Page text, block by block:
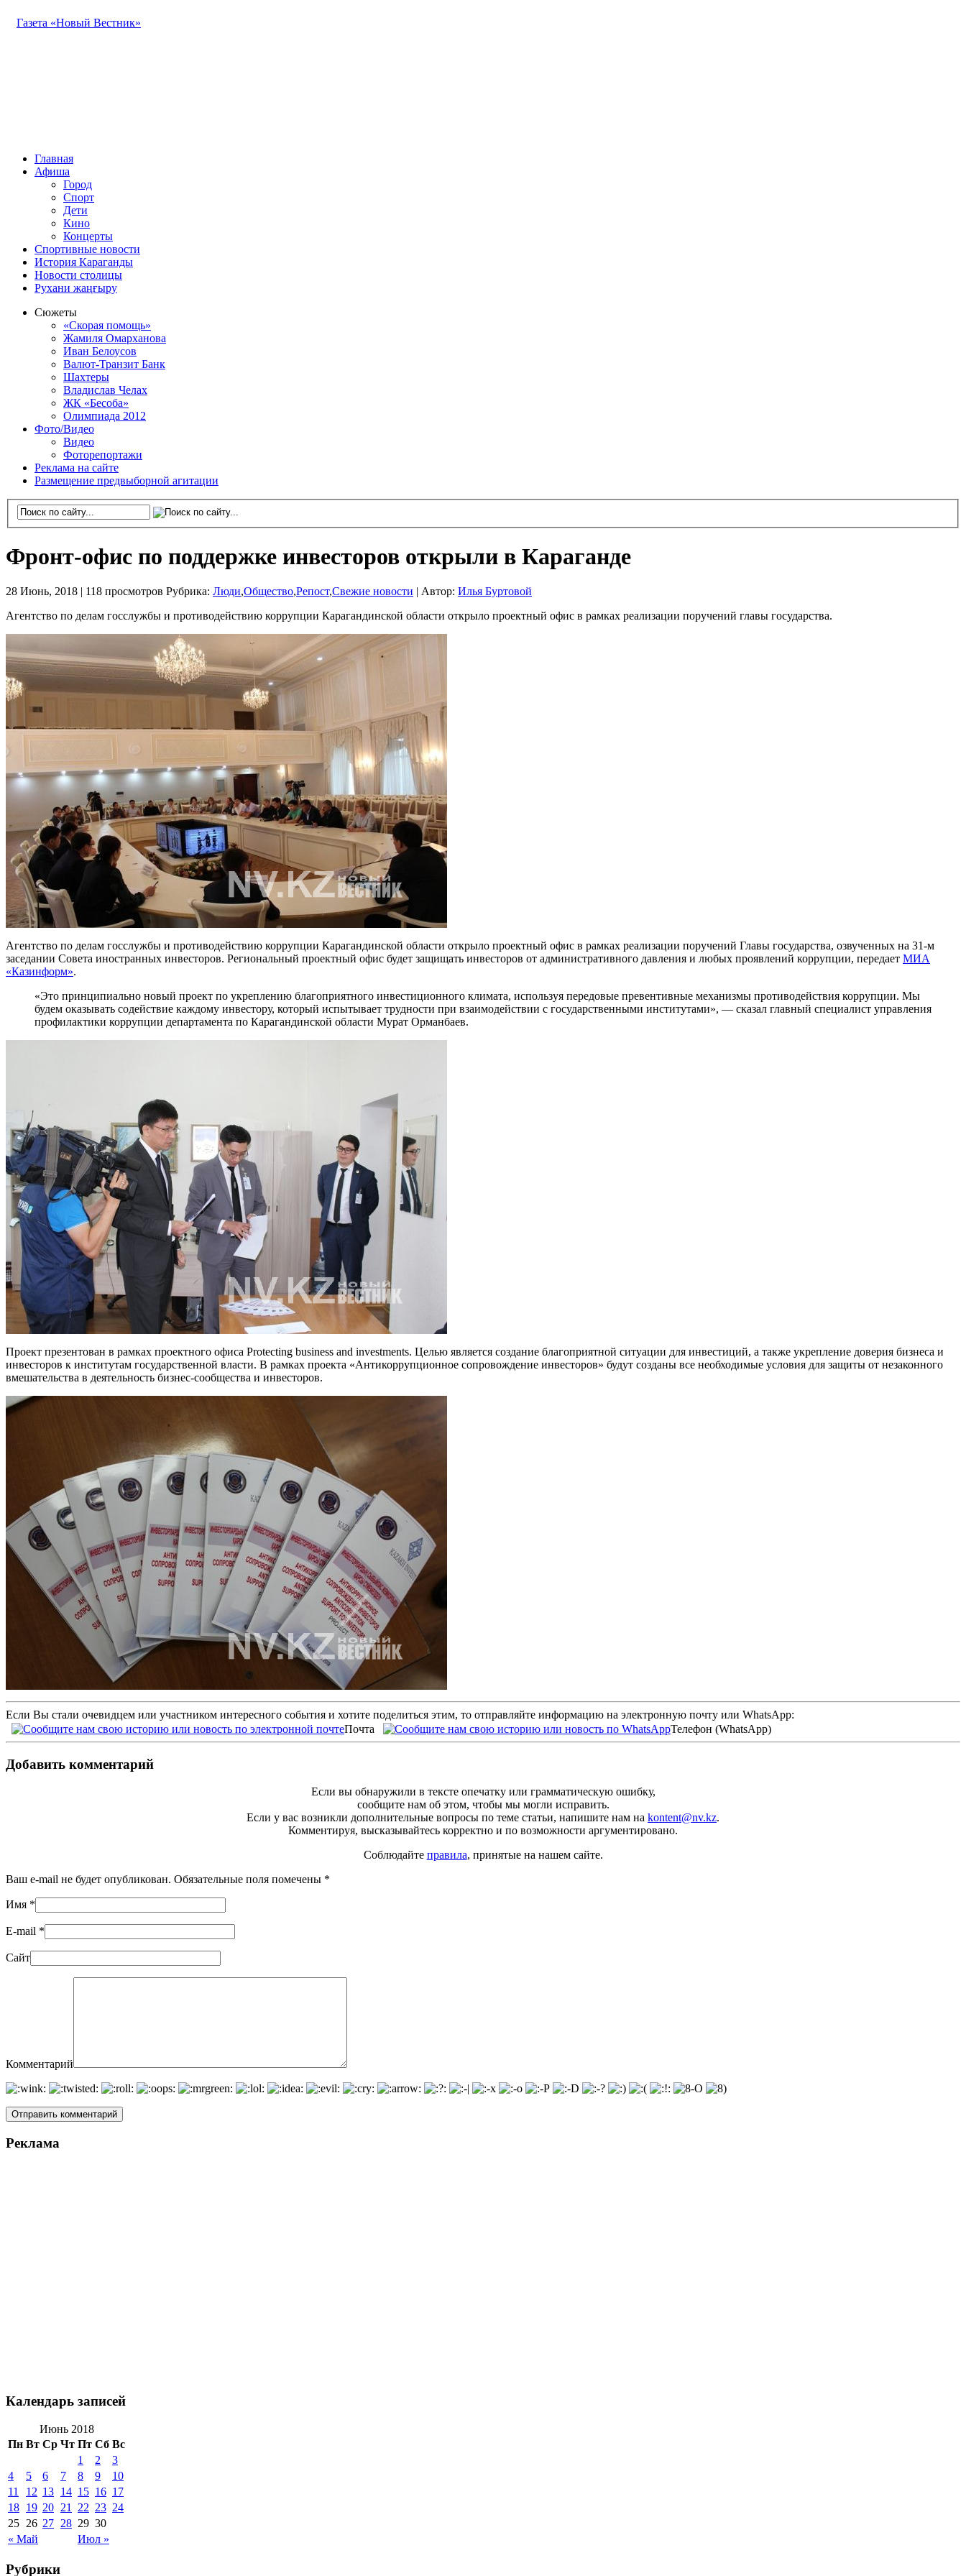
Газета «Новый Вестник»
Главная
Афиша
Город
Спорт
Дети
Кино
Концерты
Спортивные новости
История Караганды
Новости столицы
Рухани жаңғыру
Сюжеты
«Скорая помощь»
Жамиля Омарханова
Иван Белоусов
Валют-Транзит Банк
Шахтеры
Владислав Челах
ЖК «Бесоба»
Олимпиада 2012
Фото/Видео
Видео
Фоторепортажи
Реклама на сайте
Размещение предвыборной агитации
Фронт-офис по поддержке инвесторов открыли в Караганде
28 Июнь, 2018 | 118 просмотров Рубрика: Люди,Общество,Репост,Свежие новости Автор: Илья Буртовой
Агентство по делам госслужбы и противодействию коррупции Карагандинской области открыло проектный офис в рамках реализации поручений главы государства.
Агентство по делам госслужбы и противодействию коррупции Карагандинской области открыло проектный офис в рамках реализации поручений Главы государства, озвученных на 31-м
заседании Совета иностранных инвесторов. Региональный проектный офис будет защищать инвесторов от административного давления и любых проявлений коррупции, передает МИА
«Казинформ».
«Это принципиально новый проект по укреплению благоприятного инвестиционного климата, используя передовые превентивные механизмы противодействия коррупции. Мы
будем оказывать содействие каждому инвестору, который испытывает трудности при взаимодействии с государственными институтами», — сказал главный специалист управления
профилактики коррупции департамента по Карагандинской области Мурат Орманбаев.
Проект презентован в рамках проектного офиса Protecting business and investments. Целью является создание благоприятной ситуации для инвестиций, а также укрепление доверия бизнеса и
инвесторов к институтам государственной власти. В рамках проекта «Антикоррупционное сопровождение инвесторов» будут созданы все необходимые условия для защиты от незаконного
вмешательства в деятельность бизнес-сообщества и инвесторов.
Если Вы стали очевидцем или участником интересного события и хотите поделиться этим, то отправляйте информацию на электронную почту или WhatsApp:
Почта
Телефон (WhatsApp)
Добавить комментарий
Если вы обнаружили в тексте опечатку или грамматическую ошибку,
сообщите нам об этом, чтобы мы могли исправить.
Если у вас возникли дополнительные вопросы по теме статьи, напишите нам на kontent@nv.kz.
Комментируя, высказывайтесь корректно и по возможности аргументировано.
Соблюдайте правила, принятые на нашем сайте.
Ваш e-mail не будет опубликован. Обязательные поля помечены *
Имя *
E-mail *
Сайт
Комментарий
Реклама
Календарь записей
Июнь 2018
Пн Вт Ср Чт Пт Сб Вс
« Май Июл »
1 2
3
4
5 6 7 8 9
10
11
12 13 14 15 16 17
18 19 20 21 22 23 24
25 26 27 28 29 30
Рубрики